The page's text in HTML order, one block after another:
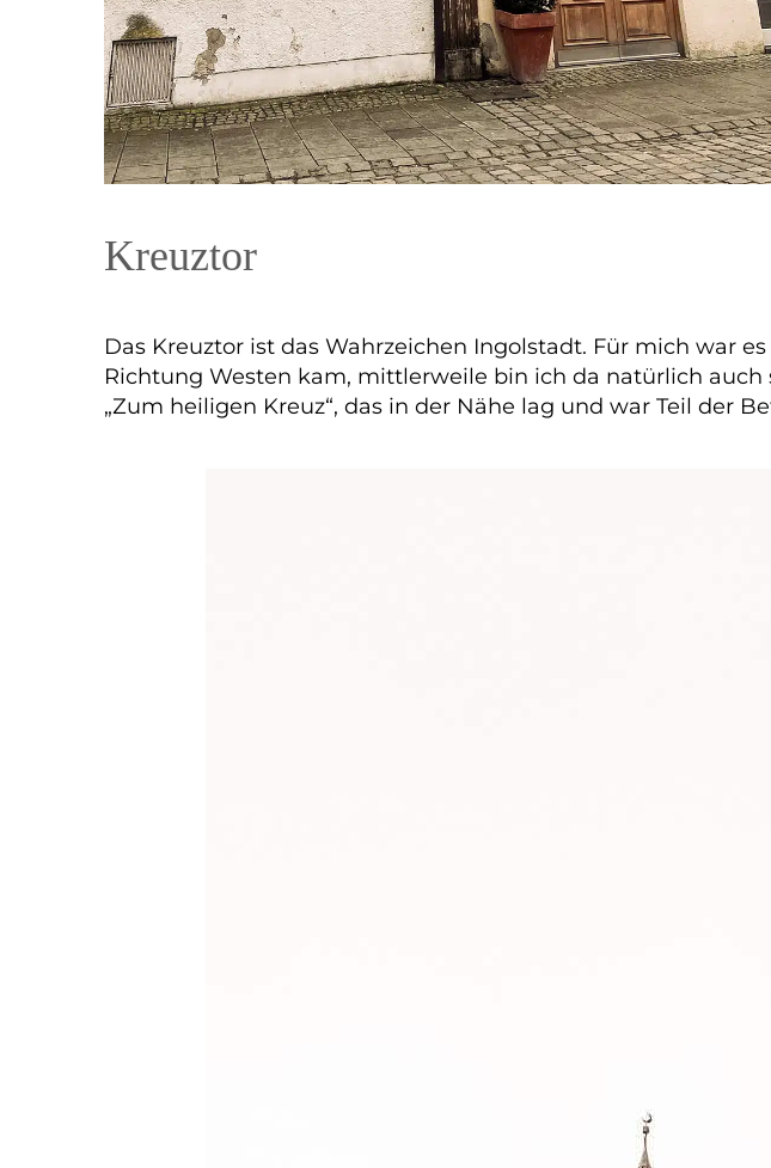
Kreuztor
Das Kreuztor ist das Wahrzeichen Ingolstadt. Für mich war
Richtung Westen kam, mittlerweile bin ich da natürlich
„Zum heiligen Kreuz“, das in der Nähe lag und war Teil der